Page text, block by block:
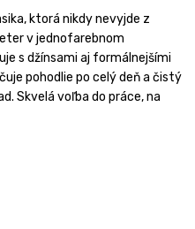
ktorá nikdy nevyjde z
v jednofarebnom
s džínsami aj formálnejšími
pohodlie po celý deň a čistý
Skvelá voľba do práce, na